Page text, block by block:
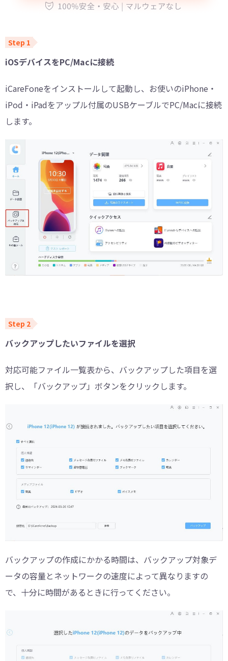
iOSデバイスをPC/Macに接続
iCareFoneをインストールして起動し、お使いのiPhone・
iPod・iPadをアップル付属のUSBケーブルでPC/Macに接続
します。
バックアップしたいファイルを選択
対応可能ファイル一覧表から、バックアップした項目を選
択し、「バックアップ」ボタンをクリックします。
バックアップの作成にかかる時間は、バックアップ対象デ
ータの容量とネットワークの速度によって異なりますの
で、十分に時間があるときに行ってください。